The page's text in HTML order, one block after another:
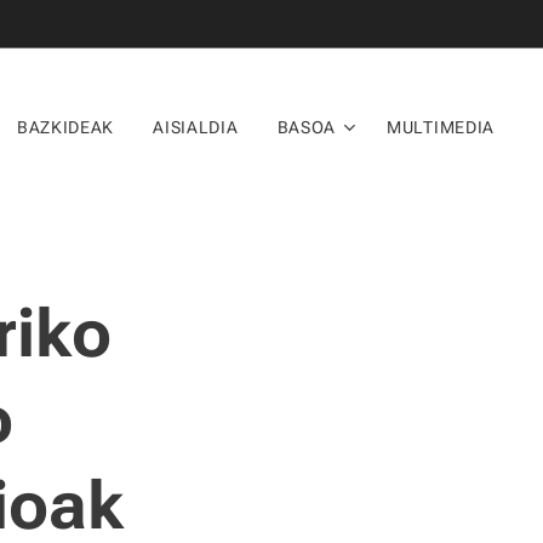
BAZKIDEAK AISIALDIA BASOA MULTIMEDIA